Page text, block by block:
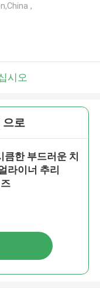
,
시오
으로
큼한 부드러운 치
라이너 추리